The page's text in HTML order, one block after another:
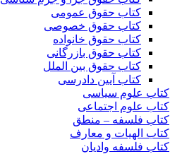
کتاب حقوق عمومی
کتاب حقوق خصوصی
کتاب حقوق خانواده
کتاب حقوق بازرگانی
کتاب حقوق بین الملل
کتاب آیین دادرسی
کتاب علوم سیاسی
کتاب علوم اجتماعی
کتاب فلسفه – منطق
کتاب الهیات و معارف
کتاب فلسفه وادیان